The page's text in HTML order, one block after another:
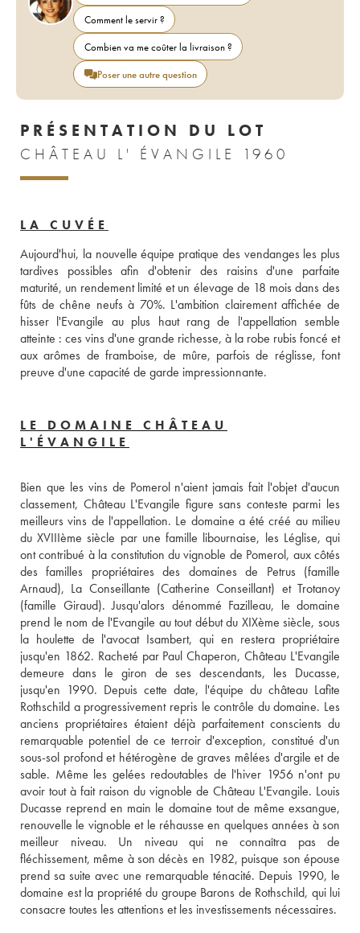
Comment le servir ?
Combien va me coûter la livraison ?
Poser une autre question
PRÉSENTATION DU LOT
CHÂTEAU L' ÉVANGILE 1960
LA CUVÉE
Aujourd'hui, la nouvelle équipe pratique des vendanges les plus
tardives possibles afin d'obtenir des raisins d'une parfaite
maturité, un rendement limité et un élevage de 18 mois dans des
fûts de chêne neufs à 70%. L'ambition clairement affichée de
hisser l'Evangile au plus haut rang de l'appellation semble
atteinte : ces vins d'une grande richesse, à la robe rubis foncé et
aux arômes de framboise, de mûre, parfois de réglisse, font
preuve d'une capacité de garde impressionnante.
LE DOMAINE CHÂTEAU
L'ÉVANGILE
Bien que les vins de Pomerol n'aient jamais fait l'objet d'aucun
classement, Château L'Evangile figure sans conteste parmi les
meilleurs vins de l'appellation. Le domaine a été créé au milieu
du XVIIIème siècle par une famille libournaise, les Léglise, qui
ont contribué à la constitution du vignoble de Pomerol, aux côtés
des familles propriétaires des domaines de Petrus (famille
Arnaud), La Conseillante (Catherine Conseillant) et Trotanoy
(famille Giraud). Jusqu'alors dénommé Fazilleau, le domaine
prend le nom de l'Evangile au tout début du XIXème siècle, sous
la houlette de l'avocat Isambert, qui en restera propriétaire
jusqu'en 1862. Racheté par Paul Chaperon, Château L'Evangile
demeure dans le giron de ses descendants, les Ducasse,
jusqu'en 1990. Depuis cette date, l'équipe du château Lafite
Rothschild a progressivement repris le contrôle du domaine. Les
anciens propriétaires étaient déjà parfaitement conscients du
remarquable potentiel de ce terroir d'exception, constitué d'un
sous-sol profond et hétérogène de graves mêlées d'argile et de
sable. Même les gelées redoutables de l'hiver 1956 n'ont pu
avoir tout à fait raison du vignoble de Château L'Evangile. Louis
Ducasse reprend en main le domaine tout de même exsangue,
renouvelle le vignoble et le réhausse en quelques années à son
meilleur niveau. Un niveau qui ne connaîtra pas de
fléchissement, même à son décès en 1982, puisque son épouse
prend sa suite avec une remarquable ténacité. Depuis 1990, le
domaine est la propriété du groupe Barons de Rothschild, qui lui
consacre toutes les attentions et les investissements nécessaires.